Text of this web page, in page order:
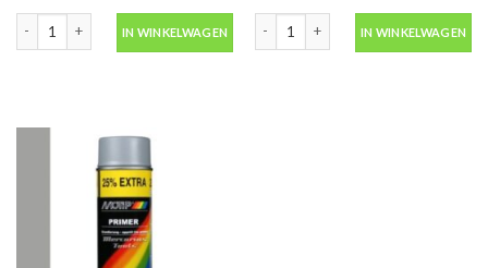
IN WINKELWAGEN IN WINKELWAGEN